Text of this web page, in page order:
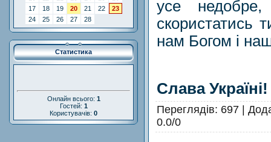
17
18 19 20 21 22
23
24
25 26 27 28
Статистика
Онлайн всього: 1
Гостей: 1
Користувачів: 0
усе
скористатись
нам Богом і
Слава Україні!
Переглядів: 697 |
0.0/0